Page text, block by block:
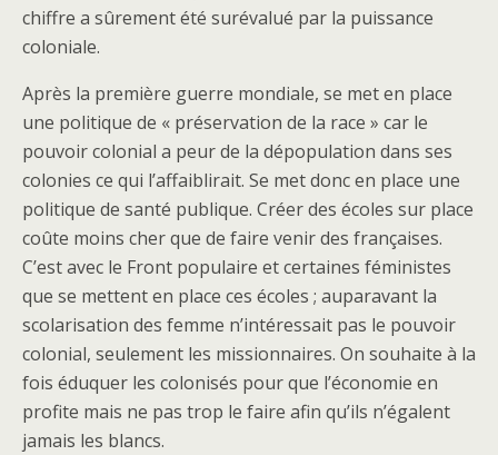
chiffre a sûrement été surévalué par la puissance
coloniale.
Après la première guerre mondiale, se met en place
une politique de « préservation de la race » car le
pouvoir colonial a peur de la dépopulation dans ses
colonies ce qui l’affaiblirait. Se met donc en place une
politique de santé publique. Créer des écoles sur place
coûte moins cher que de faire venir des françaises.
C’est avec le Front populaire et certaines féministes
que se mettent en place ces écoles ; auparavant la
scolarisation des femme n’intéressait pas le pouvoir
colonial, seulement les missionnaires. On souhaite à la
fois éduquer les colonisés pour que l’économie en
profite mais ne pas trop le faire afin qu’ils n’égalent
jamais les blancs.